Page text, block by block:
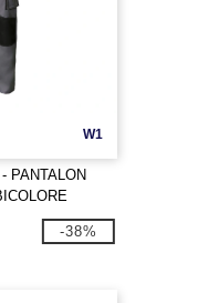
W1
PANTALON
-38%